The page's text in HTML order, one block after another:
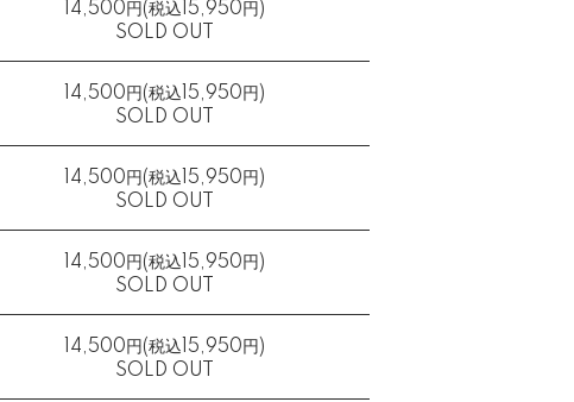
14,500円(税込15,950円)
SOLD OUT
14,500円(税込15,950円)
SOLD OUT
14,500円(税込15,950円)
SOLD OUT
14,500円(税込15,950円)
SOLD OUT
14,500円(税込15,950円)
SOLD OUT